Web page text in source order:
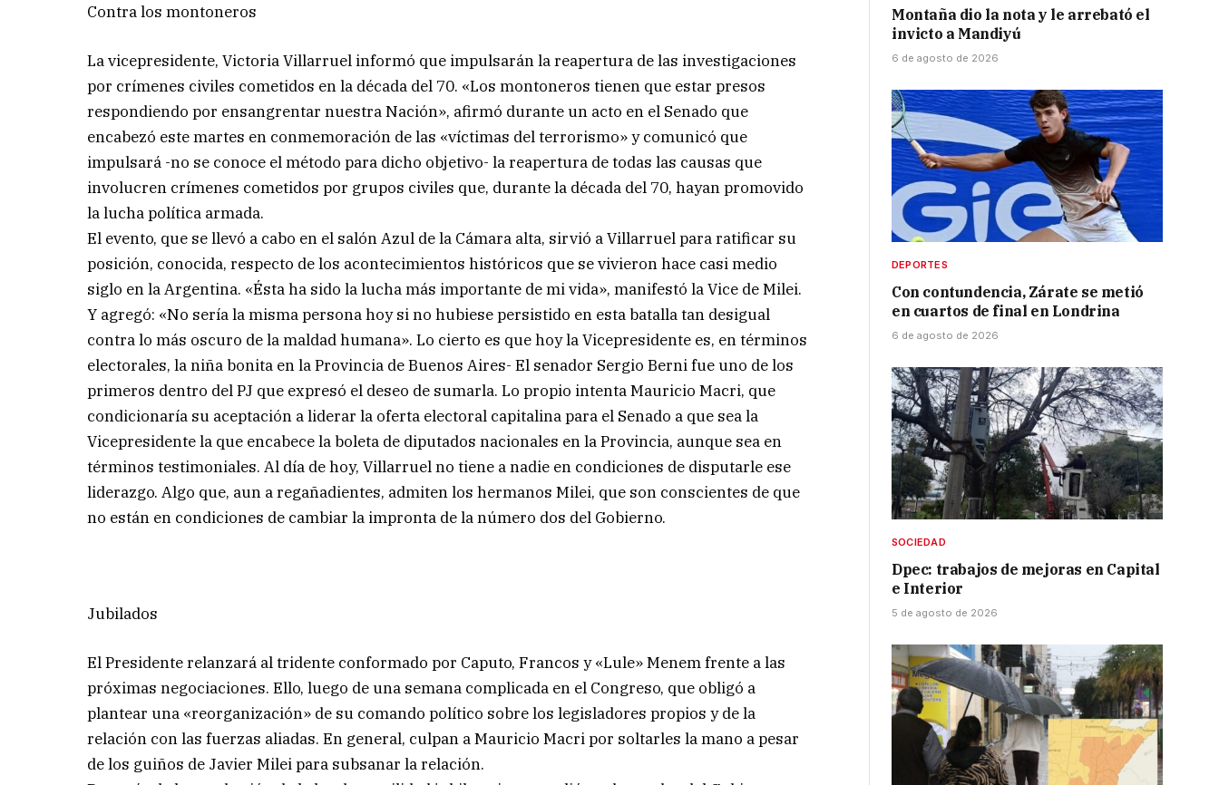
Contra los montoneros
La vicepresidente, Victoria Villarruel informó que impulsarán la reapertura de las investigaciones
por crímenes civiles cometidos en la década del 70. «Los montoneros tienen que estar presos
respondiendo por ensangrentar nuestra Nación», afirmó durante un acto en el Senado que
encabezó este martes en conmemoración de las «víctimas del terrorismo» y comunicó que
impulsará -no se conoce el método para dicho objetivo- la reapertura de todas las causas que
involucren crímenes cometidos por grupos civiles que, durante la década del 70, hayan promovido
la lucha política armada.
El evento, que se llevó a cabo en el salón Azul de la Cámara alta, sirvió a Villarruel para ratificar su
posición, conocida, respecto de los acontecimientos históricos que se vivieron hace casi medio
siglo en la Argentina. «Ésta ha sido la lucha más importante de mi vida», manifestó la Vice de Milei.
Y agregó: «No sería la misma persona hoy si no hubiese persistido en esta batalla tan desigual
contra lo más oscuro de la maldad humana». Lo cierto es que hoy la Vicepresidente es, en términos
electorales, la niña bonita en la Provincia de Buenos Aires- El senador Sergio Berni fue uno de los
primeros dentro del PJ que expresó el deseo de sumarla. Lo propio intenta Mauricio Macri, que
condicionaría su aceptación a liderar la oferta electoral capitalina para el Senado a que sea la
Vicepresidente la que encabece la boleta de diputados nacionales en la Provincia, aunque sea en
términos testimoniales. Al día de hoy, Villarruel no tiene a nadie en condiciones de disputarle ese
liderazgo. Algo que, aun a regañadientes, admiten los hermanos Milei, que son conscientes de que
no están en condiciones de cambiar la impronta de la número dos del Gobierno.
Jubilados
El Presidente relanzará al tridente conformado por Caputo, Francos y «Lule» Menem frente a las
próximas negociaciones. Ello, luego de una semana complicada en el Congreso, que obligó a
plantear una «reorganización» de su comando político sobre los legisladores propios y de la
relación con las fuerzas aliadas. En general, culpan a Mauricio Macri por soltarles la mano a pesar
de los guiños de Javier Milei para subsanar la relación.
Montaña dio la nota y le arrebató el
invicto a Mandiyú
6 de agosto de 2026
DEPORTES
Con contundencia, Zárate se metió
en cuartos de final en Londrina
6 de agosto de 2026
SOCIEDAD
Dpec: trabajos de mejoras en Capital
e Interior
5 de agosto de 2026